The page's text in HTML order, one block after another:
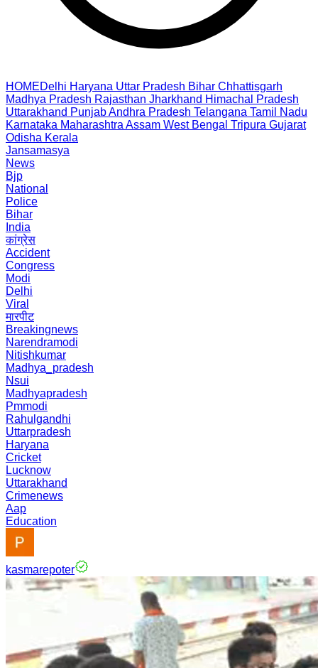
HOMEDelhi Haryana Uttar Pradesh Bihar Chhattisgarh
Madhya Pradesh Rajasthan Jharkhand Himachal Pradesh
Uttarakhand PunjabAndhra Pradesh Telangana Tamil Nadu
Karnataka Maharashtra Assam West Bengal Tripura Gujarat
Odisha Kerala
Jansamasya
News
Bjp
National
Police
Bihar
India
कांग्रेस
Accident
Congress
Modi
Delhi
Viral
मारपीट
Breakingnews
Narendramodi
Nitishkumar
Madhya_pradesh
Nsui
Madhyapradesh
Pmmodi
Rahulgandhi
Uttarpradesh
Haryana
Cricket
Lucknow
Uttarakhand
Crimenews
Aap
Education
kasmarepoter